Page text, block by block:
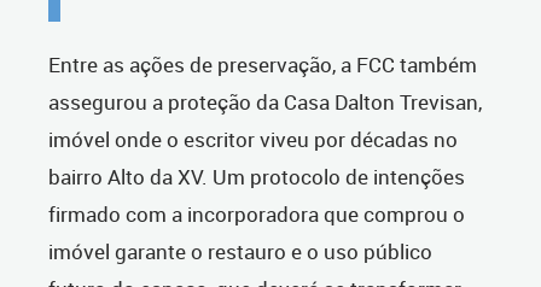
Entre as ações de preservação, a FCC também
assegurou a proteção da Casa Dalton Trevisan,
imóvel onde o escritor viveu por décadas no
bairro Alto da XV. Um protocolo de intenções
firmado com a incorporadora que comprou o
imóvel garante o restauro e o uso público